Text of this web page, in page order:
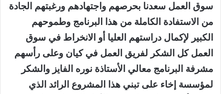
سوق العمل سعدنا بحرصهم واجتهادهم ورغبتهم الجادة
من الاستفادة الكاملة من هذا البرنامج وطموحهم
الكبير لإكمال دراستهم العليا أو الانخراط في سوق
العمل كل الشكر لفريق العمل في كيان وعلى رأسهم
مشرفة البرنامج معالي الأستاذة نوره الفايز والشكر
لمؤسسة إخاء على تبني هذا المشروع الرائد الذي